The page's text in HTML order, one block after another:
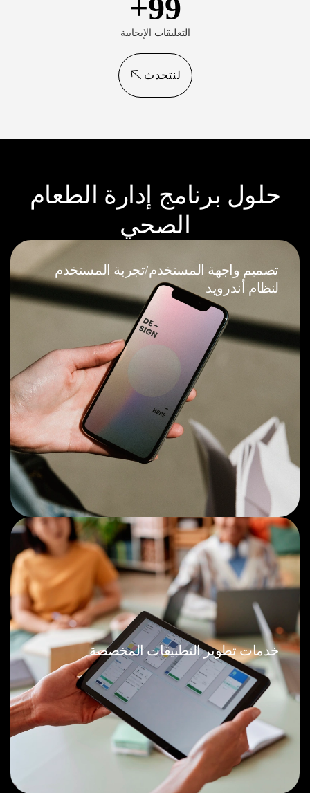
التعليقات الإيجابية
99
+
لنتحدث
حلول برنامج إدارة الطعام
الصحي
تصميم واجهة المستخدم/تجربة المستخدم
لنظام أندرويد
خدمات تطوير التطبيقات المخصصة